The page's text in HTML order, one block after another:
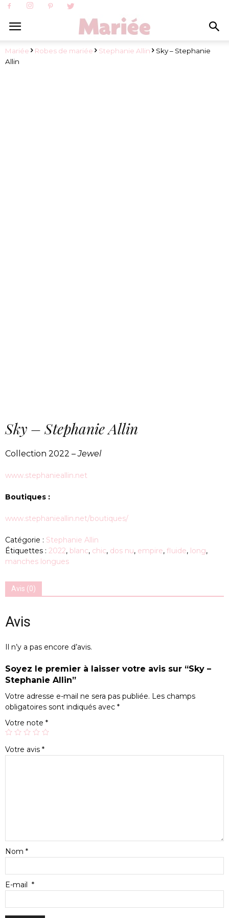
Mariée Robes de mariée Stephanie Allin
Sky – Stephanie
Allin
Sky – Stephanie Allin
Collection 2022 –Jewel
www.stephanieallin.net
Boutiques :
www.stephanieallin.net/boutiques/
Catégorie : Stephanie Allin
Étiquettes : 2022, blanc, chic, dos nu, empire, fluide, long,
manches longues
Avis (0)
Avis
Il n’y a pas encore d’avis.
Soyez le premier à laisser votre avis sur “Sky –
Stephanie Allin”
Votre adresse e-mail ne sera pas publiée. Les champs
obligatoires sont indiqués avec *
Votre note *
Votre avis *
Nom *
E-mail *